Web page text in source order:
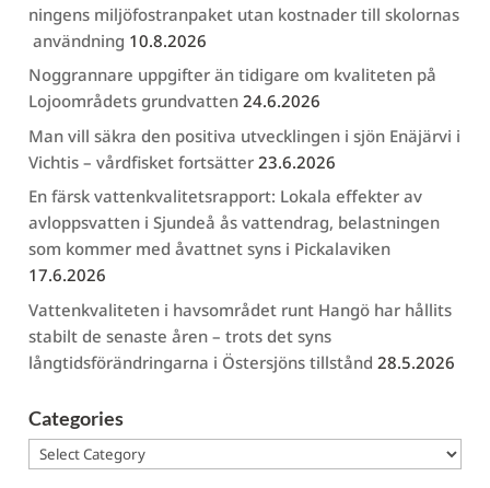
ningens miljöfostranpaket utan kostnader till skolornas
användning 10.8.2026
Noggrannare uppgifter än tidigare om kvaliteten på
Lojoområdets grundvatten 24.6.2026
Man vill säkra den positiva utvecklingen i sjön Enäjärvi i
Vichtis – vårdfisket fortsätter 23.6.2026
En färsk vattenkvalitetsrapport: Lokala effekter av
avloppsvatten i Sjundeå ås vattendrag, belastningen
som kommer med åvattnet syns i Pickalaviken
17.6.2026
Vattenkvaliteten i havsområdet runt Hangö har hållits
stabilt de senaste åren – trots det syns
långtidsförändringarna i Östersjöns tillstånd 28.5.2026
Categories
Categories